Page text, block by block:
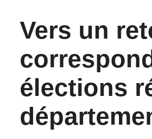
Vers un
élections